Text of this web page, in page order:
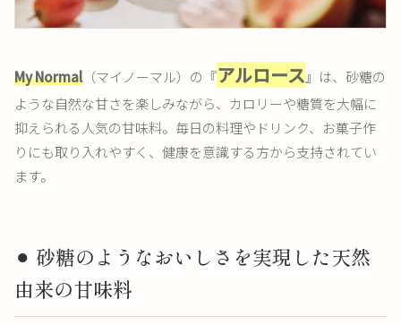
My Normal（マイノーマル）の『アルロース』は、砂糖の
ような自然な甘さを楽しみながら、カロリーや糖質を大幅に
抑えられる人気の甘味料。毎日の料理やドリンク、お菓子作
りにも取り入れやすく、健康を意識する方から支持されてい
ます。
⚫︎ 砂糖のようなおいしさを実現した天然
由来の甘味料